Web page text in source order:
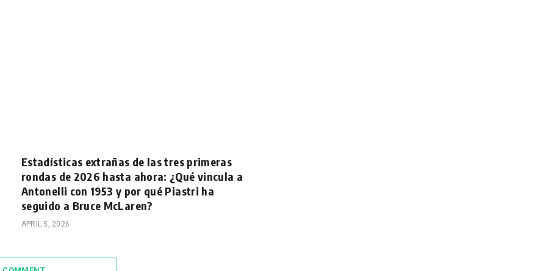
Estadísticas extrañas de las tres primeras
rondas de 2026 hasta ahora: ¿Qué vincula a
Antonelli con 1953 y por qué Piastri ha
seguido a Bruce McLaren?
APRIL 5, 2026